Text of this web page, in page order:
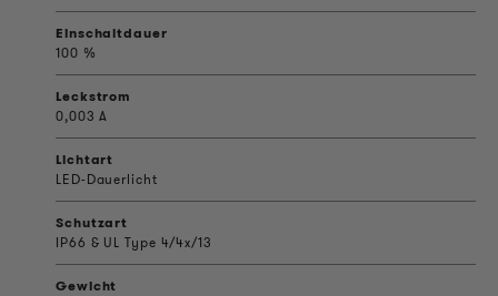
Einschaltdauer
100 %
Leckstrom
0,003 A
Lichtart
LED-Dauerlicht
Schutzart
IP66 & UL Type 4/4x/13
Gewicht